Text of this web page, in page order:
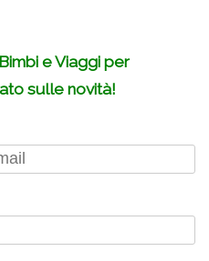
e Viaggi per
sulle novità!